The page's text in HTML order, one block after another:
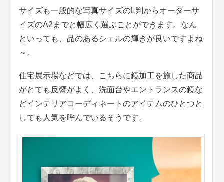
サイズも一般的な写真サイズのL判からオーダーサ
イズのA2までと幅広く選ぶことができます。なん
といっても、品のあるシェルの輝きが良いですよね
～。
住宅展示場などでは、こちらに鏡加工を施した商品
がとても反響がよく、洗面台やエントランスの鏡な
どインテリアコーディネートのアイテムのひとつと
しても人気を呼んでいるそうです。